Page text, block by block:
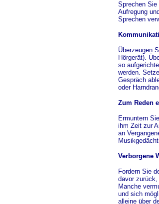
Sprechen
Aufregung
Sprechen
Überzeugen
Hörgerät).
so
werden.
Gespräch
oder
Zum Reden
Ermuntern
ihm Zeit zur
an
Verborgene
Fordern Sie
davor
Manche
und sich
alleine über